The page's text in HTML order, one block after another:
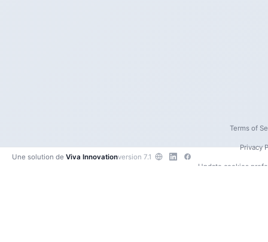
Une solution de Viva Innovationversion 7.1
Terms of
Privacy
Update cookies